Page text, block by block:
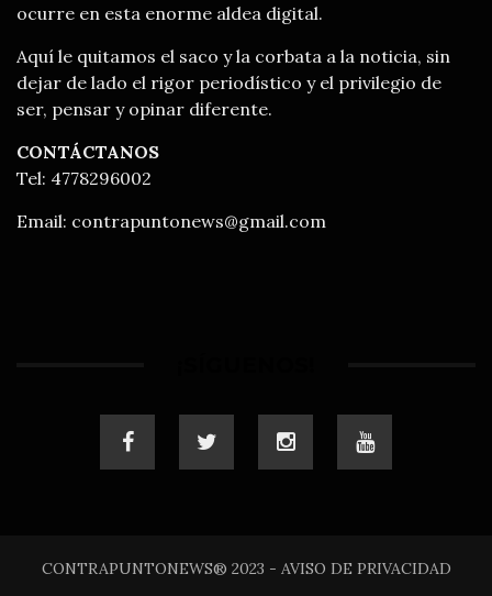
ocurre en esta enorme aldea digital.
Aquí le quitamos el saco y la corbata a la noticia, sin
dejar de lado el rigor periodístico y el privilegio de
ser, pensar y opinar diferente.
CONTÁCTANOS
Tel: 4778296002
Email: contrapuntonews@gmail.com
CONTRAPUNTONEWS® 2023 - AVISO DE PRIVACIDAD